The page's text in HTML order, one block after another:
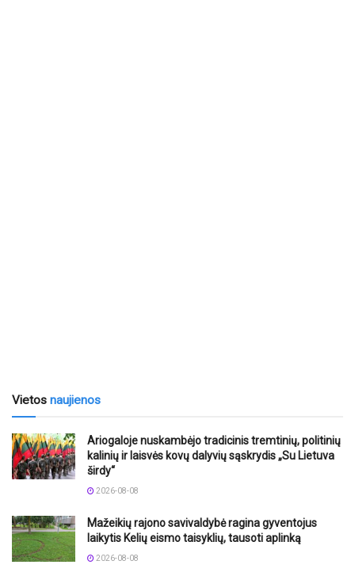
Vietos naujienos
Ariogaloje nuskambėjo tradicinis tremtinių, politinių
kalinių ir laisvės kovų dalyvių sąskrydis „Su Lietuva
širdy“
2026-08-08
Mažeikių rajono savivaldybė ragina gyventojus
laikytis Kelių eismo taisyklių, tausoti aplinką
2026-08-08